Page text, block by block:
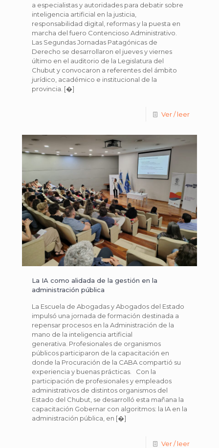
a especialistas y autoridades para debatir sobre
inteligencia artificial en la justicia,
responsabilidad digital, reformas y la puesta en
marcha del fuero Contencioso Administrativo.
Las Segundas Jornadas Patagónicas de
Derecho se desarrollaron el jueves y viernes
último en el auditorio de la Legislatura del
Chubut y convocaron a referentes del ámbito
jurídico, académico e institucional de la
provincia. [�]
Ver / leer
La IA como alidada de la gestión en la
administración pública
La Escuela de Abogadas y Abogados del Estado
impulsó una jornada de formación destinada a
repensar procesos en la Administración de la
mano de la inteligencia artificial
generativa. Profesionales de organismos
públicos participaron de la capacitación en
donde la Procuración de la CABA compartió su
experiencia y buenas prácticas. Con la
participación de profesionales y empleados
administrativos de distintos organismos del
Estado del Chubut, se desarrolló esta mañana la
capacitación Gobernar con algoritmos: la IA en la
administración pública, en [�]
Ver / leer